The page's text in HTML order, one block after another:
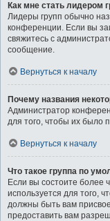
Как мне стать лидером
Лидеры групп обычно
конференции. Если вы
свяжитесь с
сообщение.
Вернуться к началу
Почему названия
Администратор
для того, чтобы их было
Вернуться к началу
Что такое группа по
Если вы состоите более
используется для того,
должны быть вам
предоставить вам